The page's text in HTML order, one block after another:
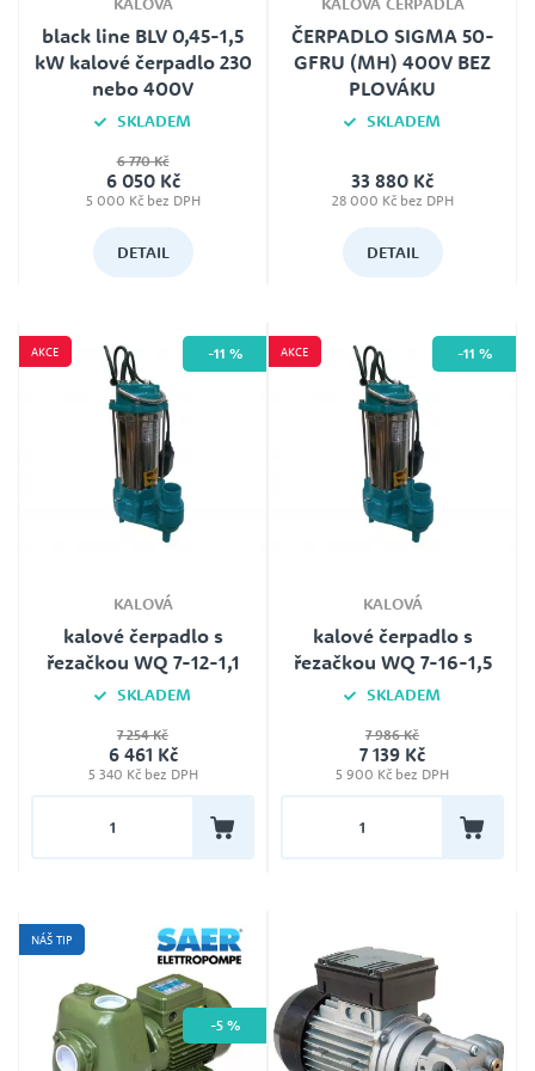
black line BLV 0,45-1,5
kW kalové čerpadlo 230
nebo 400V
SKLADEM
Jmenovité napětí
230V i 400V (dle typu)
6 770 Kč
6 050 Kč
5 000 Kč bez DPH
DETAIL
ČERPADLO SIGMA 50-
GFRU (MH) 400V BEZ
PLOVÁKU
SKLADEM
24
33 880 Kč
28 000 Kč bez DPH
DETAIL
AKCE -11 %
KALOVÁ
kalové čerpadlo s
řezačkou WQ 7-12-1,1
SKLADEM
Jmenovité napětí
230V
Délka kabelu
7 254 Kč
6 461 Kč
5 340 Kč bez DPH
AKCE -11 %
KALOVÁ
kalové čerpadlo s
řezačkou WQ 7-16-1,5
SKLADEM
Jmenovité napětí
230V
Délka kabelu
7 986 Kč
7 139 Kč
5 900 Kč bez DPH
NÁŠ TIP
-5 %